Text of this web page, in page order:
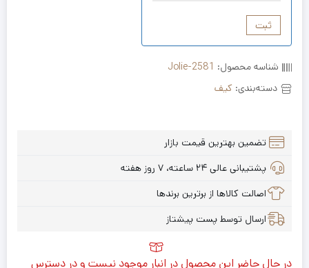
ثبت
شناسه محصول: Jolie-2581
دسته‌بندی: کیف
تضمین بهترین قیمت بازار
پشتیبانی عالی ۲۴ ساعته، ۷ روز هفته
اصالت کالاها از برترین برندها
ارسال توسط پست پیشتاز
در حال حاضر این محصول در انبار موجود نیست و در دسترس